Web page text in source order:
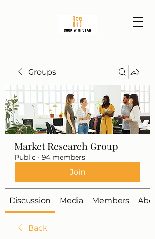
Groups
Market Research Group
Public · 94 members
Join
Discussion Media Members
Back